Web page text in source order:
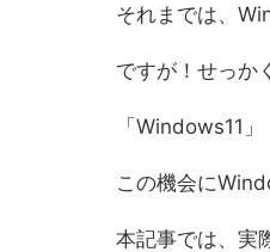
それまでは、
ですが！せっか
「Windows11」
この機会に
本記事では、実